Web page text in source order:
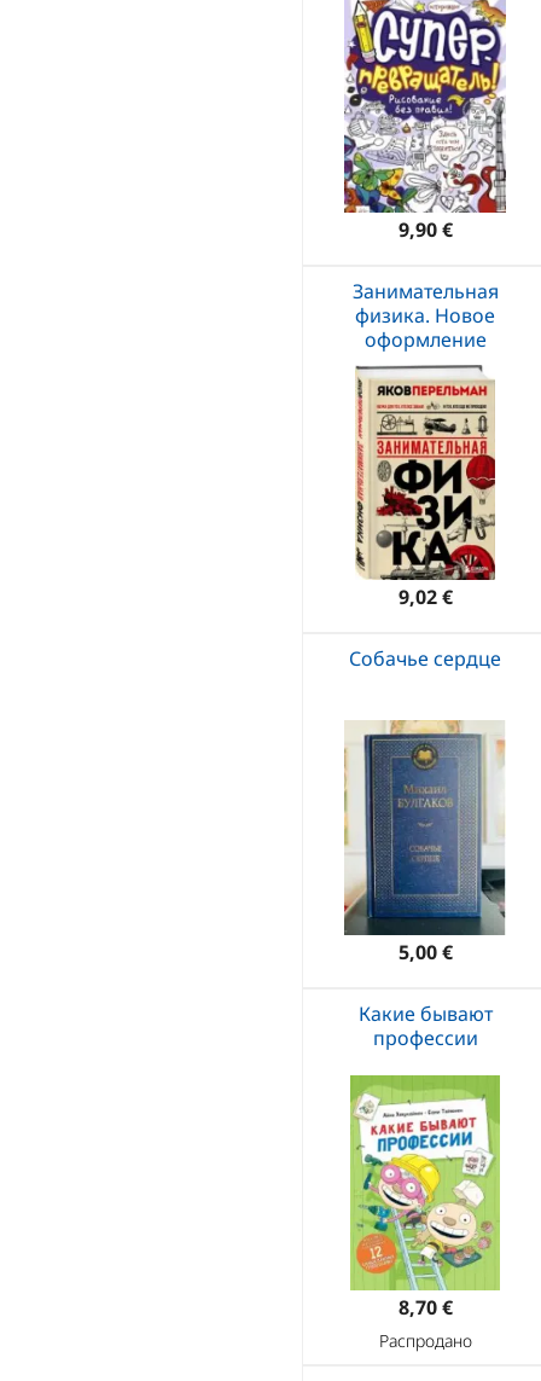
9,90 €
Занимательная
физика. Новое
оформление
9,02 €
Собачье сердце
5,00 €
Какие бывают
профессии
8,70 €
Распродано